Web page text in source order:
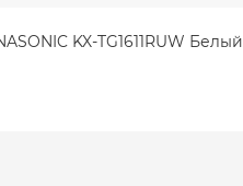
KX-TG1611RUW Белый